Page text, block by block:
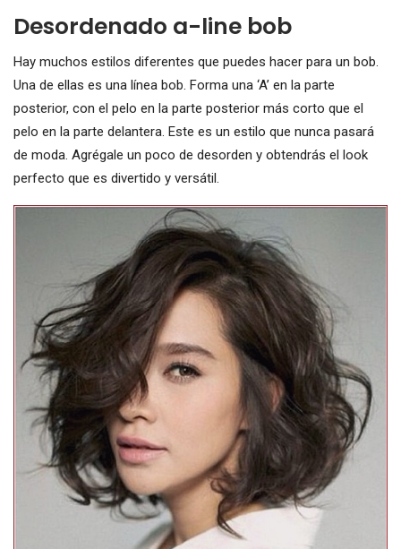
Desordenado a-line bob
Hay muchos estilos diferentes que puedes hacer para un bob.
Una de ellas es una línea bob. Forma una ‘A’ en la parte
posterior, con el pelo en la parte posterior más corto que el
pelo en la parte delantera. Este es un estilo que nunca pasará
de moda. Agrégale un poco de desorden y obtendrás el look
perfecto que es divertido y versátil.